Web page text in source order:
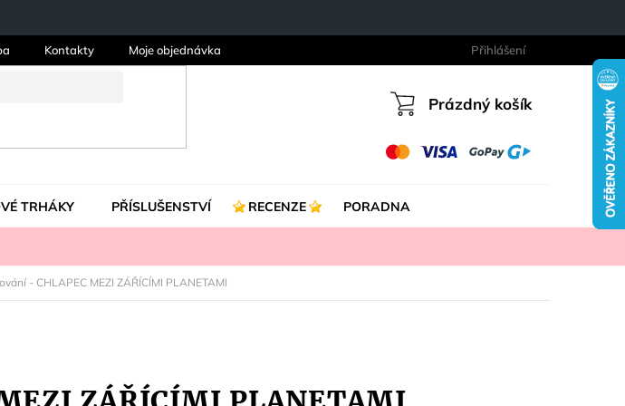
Kontakty Moje objednávka Přihlášení
Nákupní
Prázdný košík
TRHÁKY PŘÍSLUŠENSTVÍ RECENZE PORADNA
- CHLAPEC MEZI ZÁŘÍCÍMI PLANETAMI